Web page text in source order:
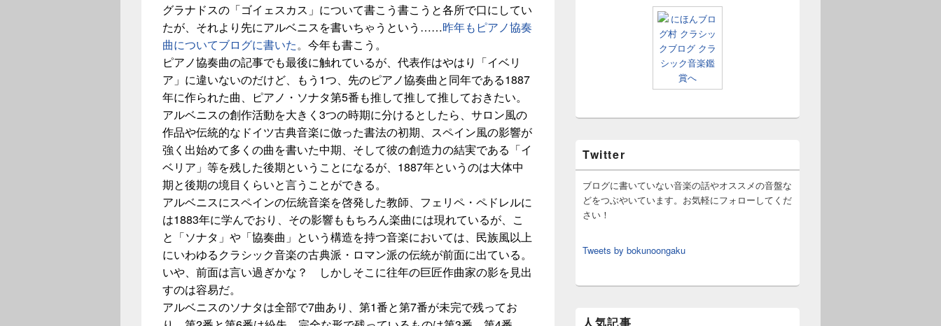
グラナドスの「ゴイェスカス」について書こう書こうと各所で口にしてい
たが、それより先にアルベニスを書いちゃうという……昨年もピアノ協奏
曲についてブログに書いた。 今年も書こう。
ピアノ協奏曲の記事でも最後に触れているが、代表作はやはり「イベリ
ア」に違いないのだけど、もう1つ、先のピアノ協奏曲と同年である1887
年に作られた曲、ピアノ・ソナタ第5番も推して推して推しておきたい。
アルベニスの創作活動を大きく3つの時期に分けるとしたら、サロン風の
作品や伝統的なドイツ古典音楽に倣った書法の初期、スペイン風の影響が
強く出始めて多くの曲を書いた中期、そして彼の創造力の結実である「イ
ベリア」等を残した後期ということになるが、1887年というのは大体中
期と後期の境目くらいと言うことができる。
アルベニスにスペインの伝統音楽を啓発した教師、フェリペ・ペドレルに
は1883年に学んでおり、その影響ももちろん楽曲には現れているが、こ
と「ソナタ」や「協奏曲」という構造を持つ音楽においては、民族風以上
にいわゆるクラシック音楽の古典派・ロマン派の伝統が前面に出ている。
いや、前面は言い過ぎかな？ しかしそこに往年の巨匠作曲家の影を見出
すのは容易だ。
アルベニスのソナタは全部で7曲あり、第1番と第7番が未完で残ってお
Twitter
ブログに書いていない音楽の話やオススメの音盤な
どをつぶやいています。お気軽にフォローしてくだ
さい！
Tweets by bokunoongaku
人気記事